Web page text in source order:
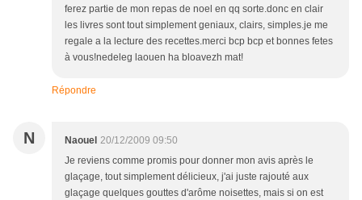
ferez partie de mon repas de noel en qq sorte.donc en clair
les livres sont tout simplement geniaux, clairs, simples.je me
regale a la lecture des recettes.merci bcp bcp et bonnes fetes
à vous!nedeleg laouen ha bloavezh mat!
Répondre
N Naouel 20/12/2009 09:50
Je reviens comme promis pour donner mon avis après le
glaçage, tout simplement délicieux, j'ai juste rajouté aux
glaçage quelques gouttes d'arôme noisettes, mais si on est